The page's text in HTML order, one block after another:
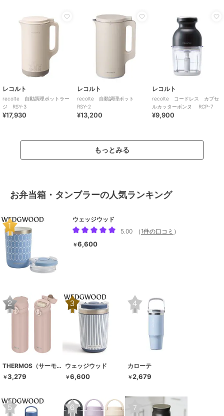
レコルト
recolte 自動調理ポットラー
ジ RSY-3
¥17,930
レコルト
recolte 自動調理ポット
RSY-2
¥13,200
レコルト
recolte コードレス カプセ
ルカッターボンヌ RCP-7
¥9,900
もっとみる
お弁当箱・タンブラーの人気ランキング
ウェッジウッド
5.00
（ 1件の口コミ ）
￥6,600
THERMOS（サーモス）
￥3,279
ウェッジウッド
￥6,600
カローテ
￥2,679